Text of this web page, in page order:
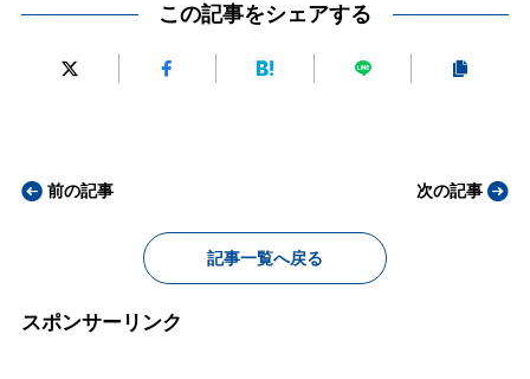
この記事をシェアする
前の記事
記事一覧へ戻る
次の記事
スポンサーリンク